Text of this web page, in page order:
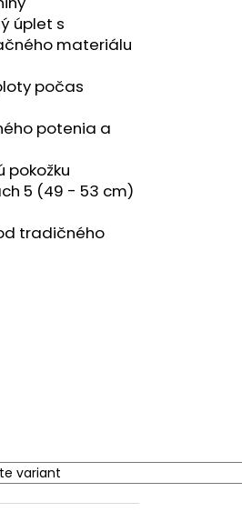
úplet s
materiálu
počas
potenia a
pokožku
5 (49 - 53 cm)
tradičného